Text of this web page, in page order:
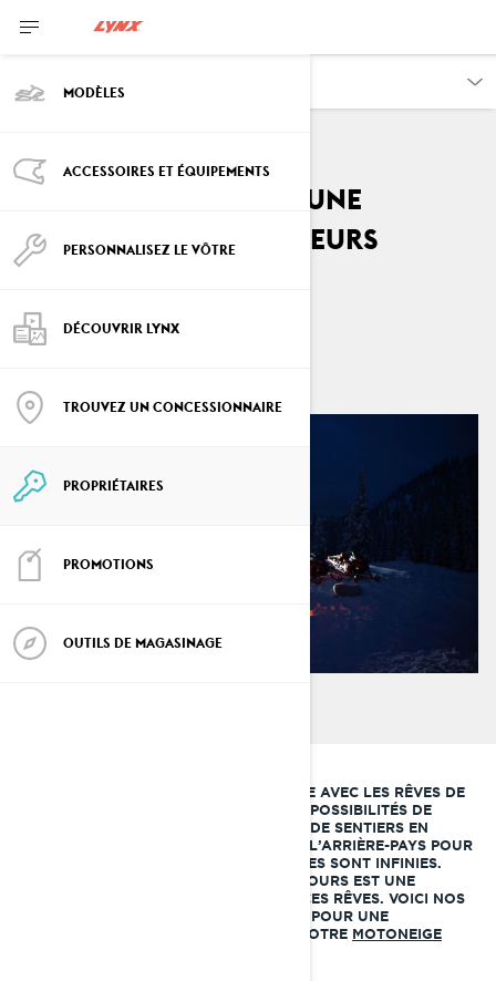
MODÈLES
ACCESSOIRES ET ÉQUIPEMENTS
PERSONNALISEZ LE VÔTRE
DÉCOUVRIR LYNX
TROUVEZ UN CONCESSIONNAIRE
PROPRIÉTAIRES
PROMOTIONS
OUTILS DE MAGASINAGE
PROPRIÉTAIRES
Comment planifier une
randonnée de plusieurs
jours?
ParLynx Snowmobiles
CHAQUE NOUVELLE SAISON COMMENCE AVEC LES RÊVES DE
RANDONNÉES QUE NOUS FERONS. LES POSSIBILITÉS DE
PROFITER DE MILLIERS DE KILOMÈTRES DE SENTIERS EN
MOTONEIGE ET DE S’AVENTURER DANS L’ARRIÈRE-PAYS POUR
DÉCOUVRIR DES PAYSAGES INCROYABLES SONT INFINIES.
FAIRE UNE EXCURSION DE PLUSIEURS JOURS EST UNE
EXCELLENTE FAÇON DE CONCRÉTISER CES RÊVES. VOICI NOS
RECOMMANDATIONS ET NOS CONSEILS POUR UNE
RANDONNÉE RÉUSSIE AU GUIDON DE VOTRE MOTONEIGE